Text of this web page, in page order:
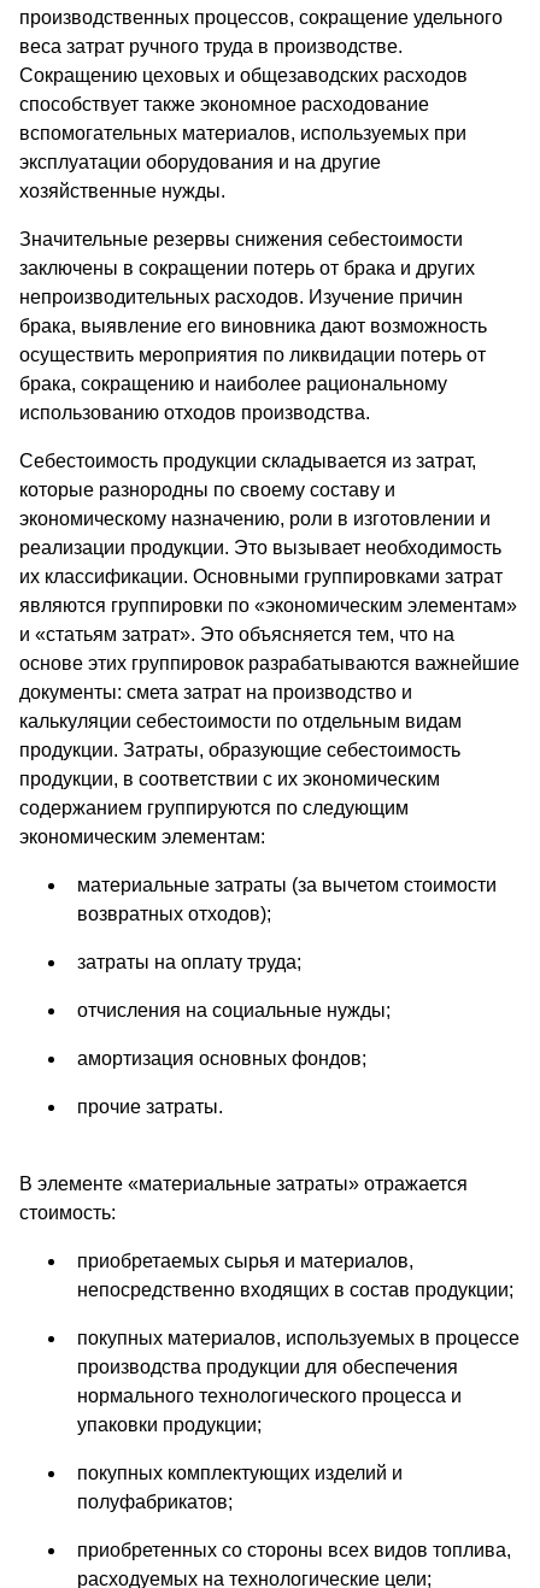
производственных процессов, сокращение удельного
веса затрат ручного труда в производстве.
Сокращению цеховых и общезаводских расходов
способствует также экономное расходование
вспомогательных материалов, используемых при
эксплуатации оборудования и на другие
хозяйственные нужды.
Значительные резервы снижения себестоимости
заключены в сокращении потерь от брака и других
непроизводительных расходов. Изучение причин
брака, выявление его виновника дают возможность
осуществить мероприятия по ликвидации потерь от
брака, сокращению и наиболее рациональному
использованию отходов производства.
Себестоимость продукции складывается из затрат,
которые разнородны по своему составу и
экономическому назначению, роли в изготовлении и
реализации продукции. Это вызывает необходимость
их классификации. Основными группировками затрат
являются группировки по «экономическим элементам»
и «статьям затрат». Это объясняется тем, что на
основе этих группировок разрабатываются важнейшие
документы: смета затрат на производство и
калькуляции себестоимости по отдельным видам
продукции. Затраты, образующие себестоимость
продукции, в соответствии с их экономическим
содержанием группируются по следующим
экономическим элементам:
материальные затраты (за вычетом стоимости
возвратных отходов);
затраты на оплату труда;
отчисления на социальные нужды;
амортизация основных фондов;
прочие затраты.
В элементе «материальные затраты» отражается
стоимость:
приобретаемых сырья и материалов,
непосредственно входящих в состав продукции;
покупных материалов, используемых в процессе
производства продукции для обеспечения
нормального технологического процесса и
упаковки продукции;
покупных комплектующих изделий и
полуфабрикатов;
приобретенных со стороны всех видов топлива,
расходуемых на технологические цели;